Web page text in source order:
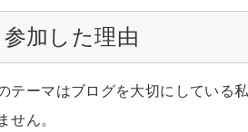
参加した理由
テーマはブログを大切にしている
せん。